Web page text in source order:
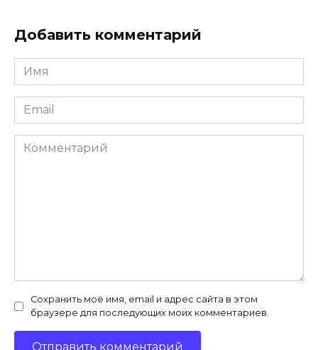
Добавить комментарий
Имя
*
Email
*
Комментарий
Сохранить моё имя, email и адрес сайта в этом
браузере для последующих моих комментариев.